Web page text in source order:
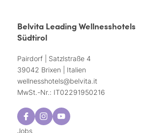
Belvita Leading Wellnesshotels
Südtirol
Pairdorf | Satzlstraße 4
39042 Brixen | Italien
wellnesshotels@belvita.it
MwSt.-Nr.: IT02291950216
Jobs